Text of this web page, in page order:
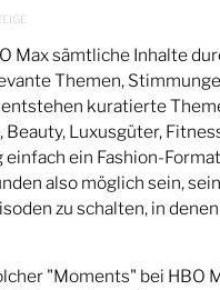
Max sämtliche Inhalte
Themen,
kuratierte
Luxusgüter,
ein Fashion-
also möglich sein,
zu schalten, in
"Moments" bei HBO